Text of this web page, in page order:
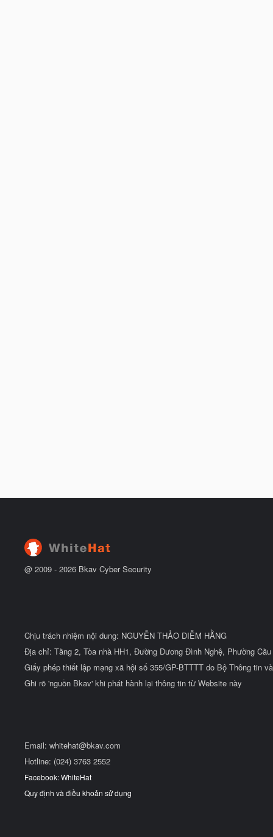
@ 2009 - 2026 Bkav Cyber Security
Chịu trách nhiệm nội dung: NGUYỄN THẢO DIỄM HẰNG
Địa chỉ: Tầng 2, Tòa nhà HH1, Đường Dương Đình Nghệ, Phường
Giấy phép thiết lập mạng xã hội số 355/GP-BTTTT do Bộ Thông tin
Ghi rõ 'nguồn Bkav' khi phát hành lại thông tin từ Website này
Email: whitehat@bkav.com
Hotline: (024) 3763 2552
Facebook: WhiteHat
Quy định và điều khoản sử dụng